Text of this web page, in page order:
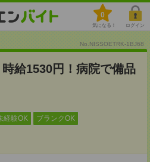
0
気になる！ ログイン
No.NISSOETRK-1BJ68
時給1530円！病院で備品
経験OK ブランクOK